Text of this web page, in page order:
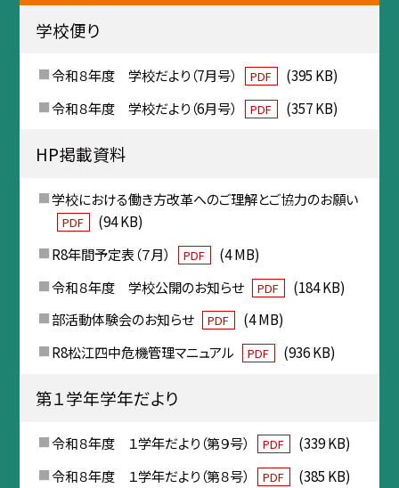
学校便り
令和８年度 学校だより（7月号） PDF
(395 KB)
令和８年度 学校だより（6月号）
PDF (357 KB)
HP掲載資料
学校における働き方改革へのご理解とご協力のお願い
PDF
(94 KB)
R8年間予定表（７月）
PDF
(4 MB)
令和８年度 学校公開のお知らせ
PDF
(184 KB)
部活動体験会のお知らせ
PDF
(4 MB)
R8松江四中危機管理マニュアル
PDF (936 KB)
第１学年学年だより
令和８年度 １学年だより（第９号） PDF
(339 KB)
令和８年度 １学年だより（第８号）
PDF
(385 KB)